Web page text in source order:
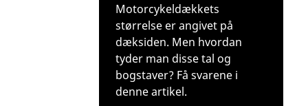
Motorcykeldækkets
størrelse er angivet på
dæksiden. Men hvordan
tyder man disse tal og
bogstaver? Få svarene i
denne artikel.